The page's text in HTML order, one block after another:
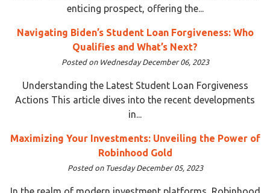
enticing prospect, offering the...
Navigating Biden’s Student Loan Forgiveness: Who
Qualifies and What’s Next?
Posted on Wednesday December 06, 2023
Understanding the Latest Student Loan Forgiveness
Actions This article dives into the recent developments
in...
Maximizing Your Investments: Unveiling the Power of
Robinhood Gold
Posted on Tuesday December 05, 2023